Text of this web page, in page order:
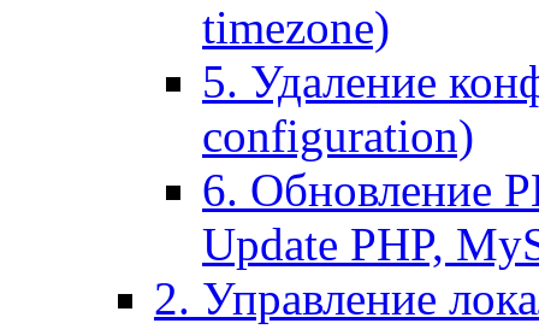
timezone)
5. Удаление
configuration)
6. Обновление
Update PHP,
2. Управление